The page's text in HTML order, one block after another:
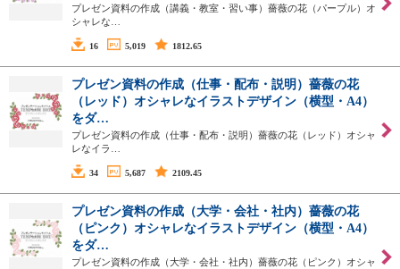
プレゼン資料の作成（講義・教室・習い事）薔薇の花（パープル）オ
シャレな…
16 5,019 1812.65
プレゼン資料の作成（仕事・配布・説明）薔薇の花
（レッド）オシャレなイラストデザイン（横型・A4）
をダ…
プレゼン資料の作成（仕事・配布・説明）薔薇の花（レッド）オシャ
レなイラ…
34 5,687 2109.45
プレゼン資料の作成（大学・会社・社内）薔薇の花
（ピンク）オシャレなイラストデザイン（横型・A4）
をダ…
プレゼン資料の作成（大学・会社・社内）薔薇の花（ピンク）オシャ